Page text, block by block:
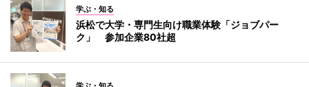
学ぶ・知る
浜松で大学・専門生向け職業体験「ジョブパー
ク」 参加企業80社超